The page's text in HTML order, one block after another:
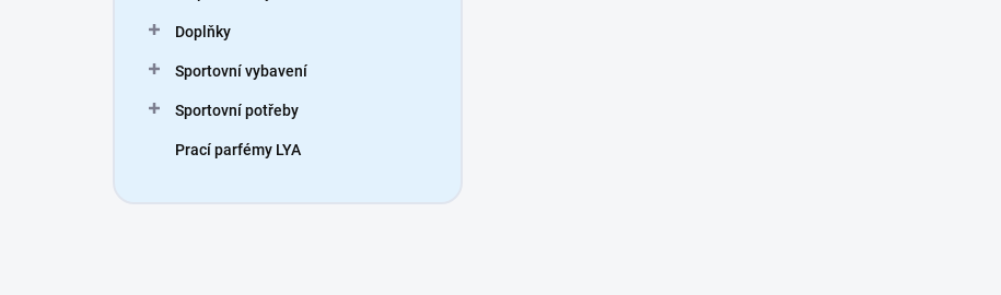
Doplňky
Sportovní vybavení
Sportovní potřeby
Prací parfémy LYA